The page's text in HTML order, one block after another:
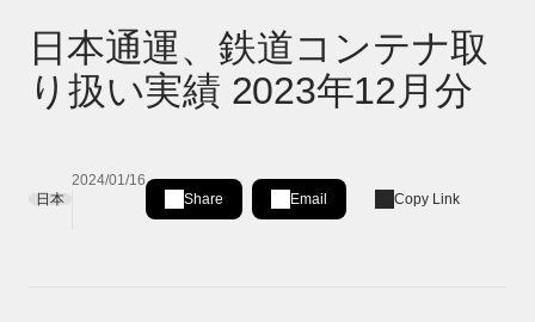
日本通運、鉄道コンテナ取
り扱い実績 2023年12月分
日本
2024/01/16
Share
Share on LinkedIn
[Open in new window]
Email Copy Link